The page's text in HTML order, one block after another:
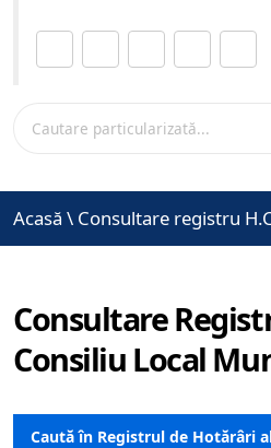
Acasă \ Consultare registru
Consultare
Consiliu Local
Caută în Registrul de Hotărâri